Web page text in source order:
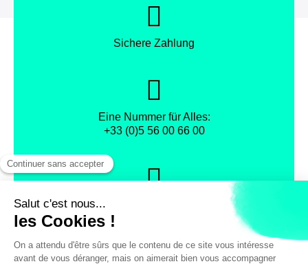
Sichere Zahlung
Eine Nummer für Alles:
+33 (0)5 56 00 66 00